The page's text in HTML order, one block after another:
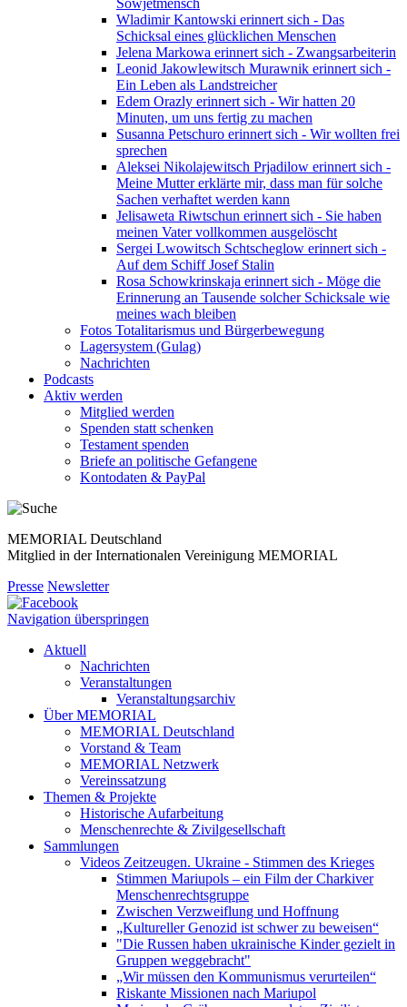
Sowjetmensch
Wladimir Kantowski erinnert sich - Das
Schicksal eines glücklichen Menschen
Jelena Markowa erinnert sich - Zwangsarbeiterin
Leonid Jakowlewitsch Murawnik erinnert sich -
Ein Leben als Landstreicher
Edem Orazly erinnert sich - Wir hatten 20
Minuten, um uns fertig zu machen
Susanna Petschuro erinnert sich - Wir wollten frei
sprechen
Aleksei Nikolajewitsch Prjadilow erinnert sich -
Meine Mutter erklärte mir, dass man für solche
Sachen verhaftet werden kann
Jelisaweta Riwtschun erinnert sich - Sie haben
meinen Vater vollkommen ausgelöscht
Sergei Lwowitsch Schtscheglow erinnert sich -
Auf dem Schiff Josef Stalin
Rosa Schowkrinskaja erinnert sich - Möge die
Erinnerung an Tausende solcher Schicksale wie
meines wach bleiben
Fotos Totalitarismus und Bürgerbewegung
Lagersystem (Gulag)
Nachrichten
Podcasts
Aktiv werden
Mitglied werden
Spenden statt schenken
Testament spenden
Briefe an politische Gefangene
Kontodaten & PayPal
MEMORIAL Deutschland
Mitglied in der Internationalen Vereinigung MEMORIAL
Presse Newsletter
Navigation überspringen
Aktuell
Nachrichten
Veranstaltungen
Veranstaltungsarchiv
Über MEMORIAL
MEMORIAL Deutschland
Vorstand & Team
MEMORIAL Netzwerk
Vereinssatzung
Themen & Projekte
Historische Aufarbeitung
Menschenrechte & Zivilgesellschaft
Sammlungen
Videos Zeitzeugen. Ukraine - Stimmen des Krieges
Stimmen Mariupols – ein Film der Charkiver
Menschenrechtsgruppe
Zwischen Verzweiflung und Hoffnung
„Kultureller Genozid ist schwer zu beweisen“
"Die Russen haben ukrainische Kinder gezielt in
Gruppen weggebracht"
„Wir müssen den Kommunismus verurteilen“
Riskante Missionen nach Mariupol